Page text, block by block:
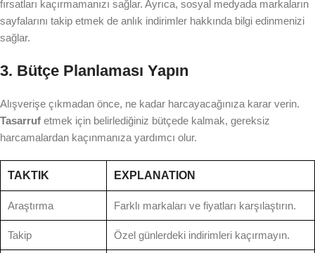
fırsatları kaçırmamanızı sağlar. Ayrıca, sosyal medyada markaların
sayfalarını takip etmek de anlık indirimler hakkında bilgi edinmenizi
sağlar.
3. Bütçe Planlaması Yapın
Alışverişe çıkmadan önce, ne kadar harcayacağınıza karar verin.
Tasarruf etmek için belirlediğiniz bütçede kalmak, gereksiz
harcamalardan kaçınmanıza yardımcı olur.
TAKTIK EXPLANATION
Araştırma Farklı markaları ve fiyatları karşılaştırın.
Takip Özel günlerdeki indirimleri kaçırmayın.